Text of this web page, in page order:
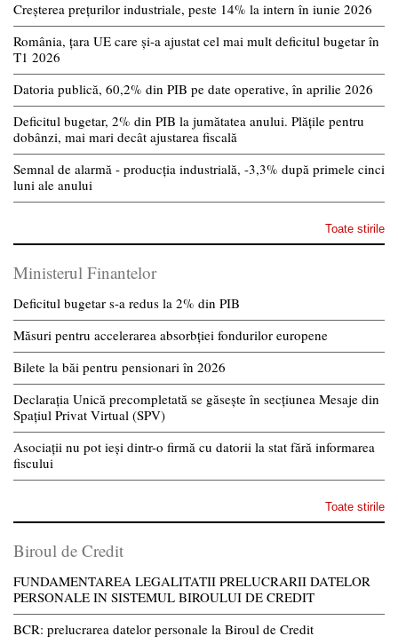
Creșterea prețurilor industriale, peste 14% la intern în iunie 2026
România, țara UE care și-a ajustat cel mai mult deficitul bugetar în
T1 2026
Datoria publică, 60,2% din PIB pe date operative, în aprilie 2026
Deficitul bugetar, 2% din PIB la jumătatea anului. Plățile pentru
dobânzi, mai mari decât ajustarea fiscală
Semnal de alarmă - producția industrială, -3,3% după primele cinci
luni ale anului
Toate stirile
Ministerul Finantelor
Deficitul bugetar s-a redus la 2% din PIB
Măsuri pentru accelerarea absorbției fondurilor europene
Bilete la băi pentru pensionari în 2026
Declarația Unică precompletată se găsește în secțiunea Mesaje din
Spațiul Privat Virtual (SPV)
Asociații nu pot ieși dintr-o firmă cu datorii la stat fără informarea
fiscului
Toate stirile
Biroul de Credit
FUNDAMENTAREA LEGALITATII PRELUCRARII DATELOR
PERSONALE IN SISTEMUL BIROULUI DE CREDIT
BCR: prelucrarea datelor personale la Biroul de Credit